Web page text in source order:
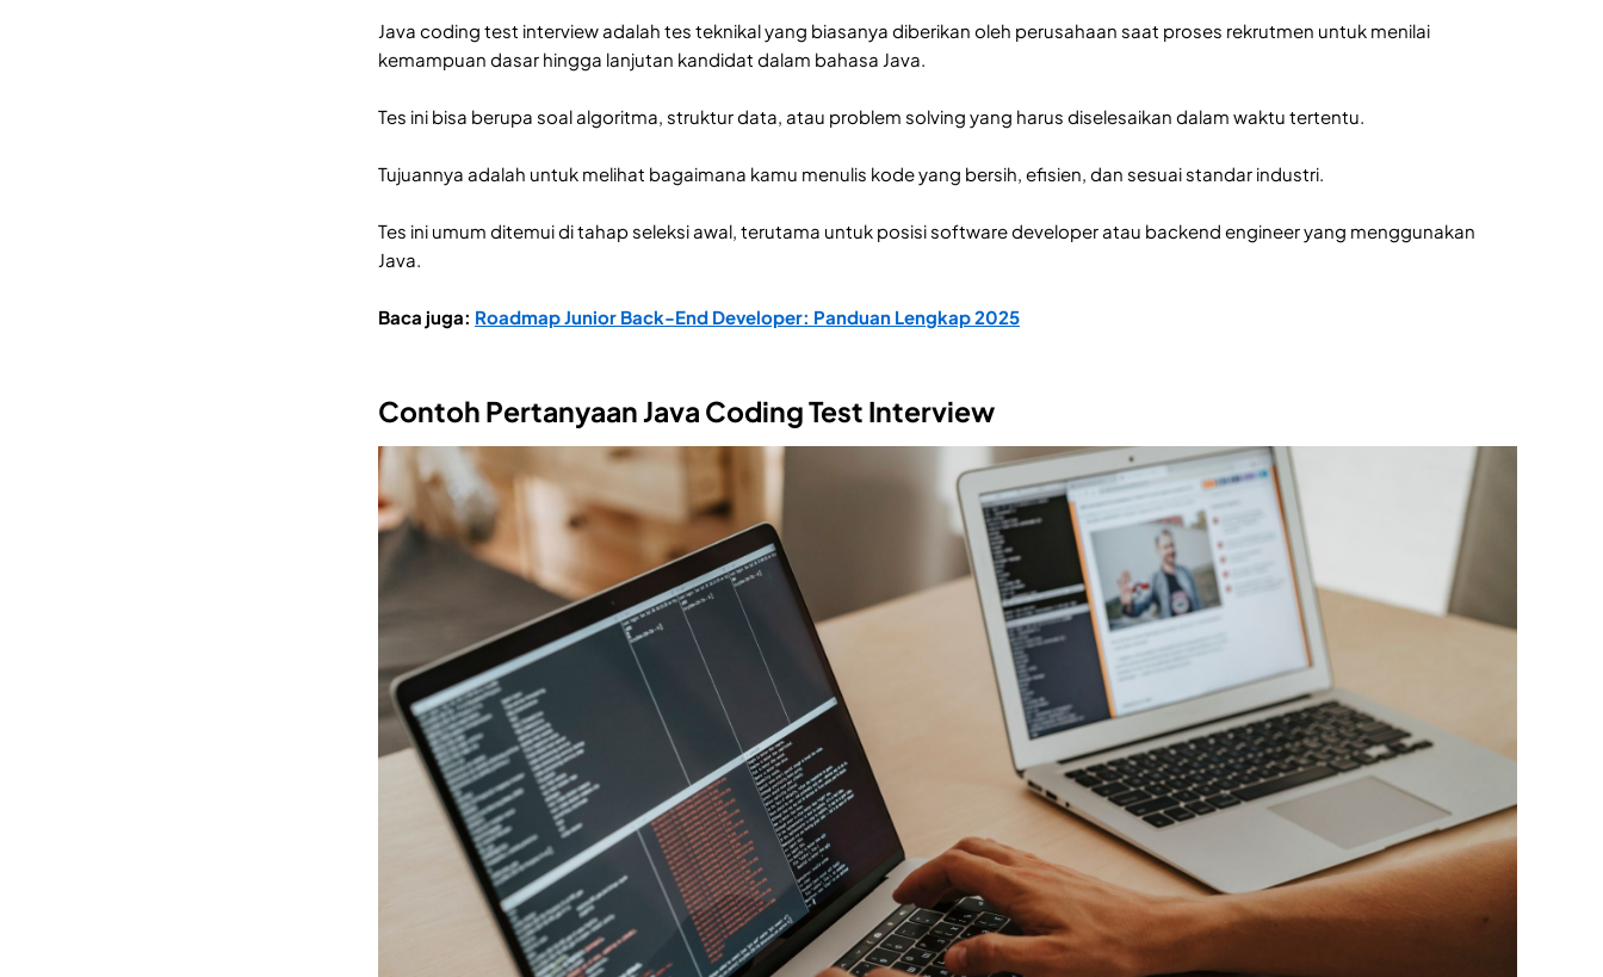
Java coding test interview adalah tes teknikal yang biasanya diberikan oleh perusahaan saat proses rekrutmen untuk menilai
kemampuan dasar hingga lanjutan kandidat dalam bahasa Java.
Tes ini bisa berupa soal algoritma, struktur data, atau problem solving yang harus diselesaikan dalam waktu tertentu.
Tujuannya adalah untuk melihat bagaimana kamu menulis kode yang bersih, efisien, dan sesuai standar industri.
Tes ini umum ditemui di tahap seleksi awal, terutama untuk posisi software developer atau backend engineer yang menggunakan
Java.
Baca juga: Roadmap Junior Back-End Developer: Panduan Lengkap 2025
Contoh Pertanyaan Java Coding Test Interview